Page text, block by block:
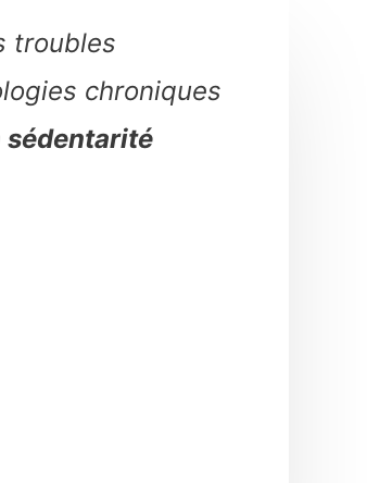
troubles
chroniques
sédentarité